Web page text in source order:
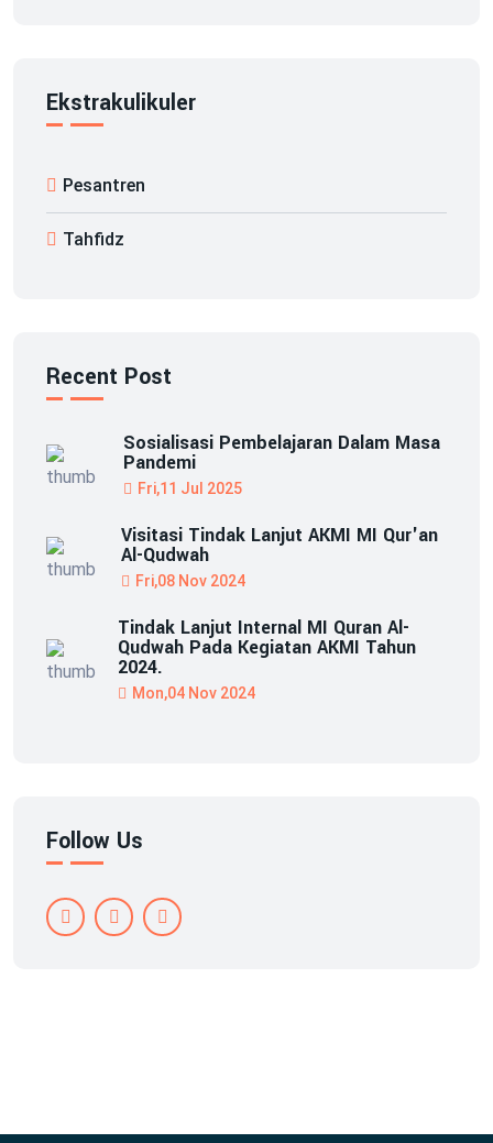
Ekstrakulikuler
Pesantren
Tahfidz
Recent Post
Sosialisasi Pembelajaran Dalam Masa
Pandemi
Fri,11 Jul 2025
Visitasi Tindak Lanjut AKMI MI Qur'an
Al-Qudwah
Fri,08 Nov 2024
Tindak Lanjut Internal MI Quran Al-
Qudwah Pada Kegiatan AKMI Tahun
2024.
Mon,04 Nov 2024
Follow Us